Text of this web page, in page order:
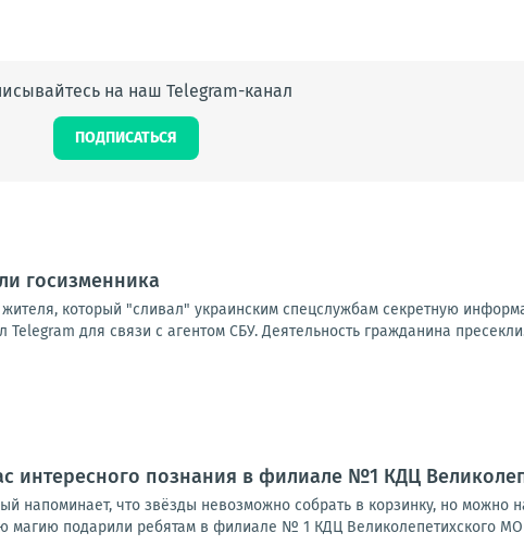
на наш Telegram-канал
ПОДПИСАТЬСЯ
госизменника
который "сливал" украинским спецслужбам секретную
для связи с агентом СБУ. Деятельность гражданина
интересного познания в филиале №1 КДЦ
напоминает, что звёзды невозможно собрать в корзинку, но можно
магию подарили ребятам в филиале № 1 КДЦ Великолепетихского